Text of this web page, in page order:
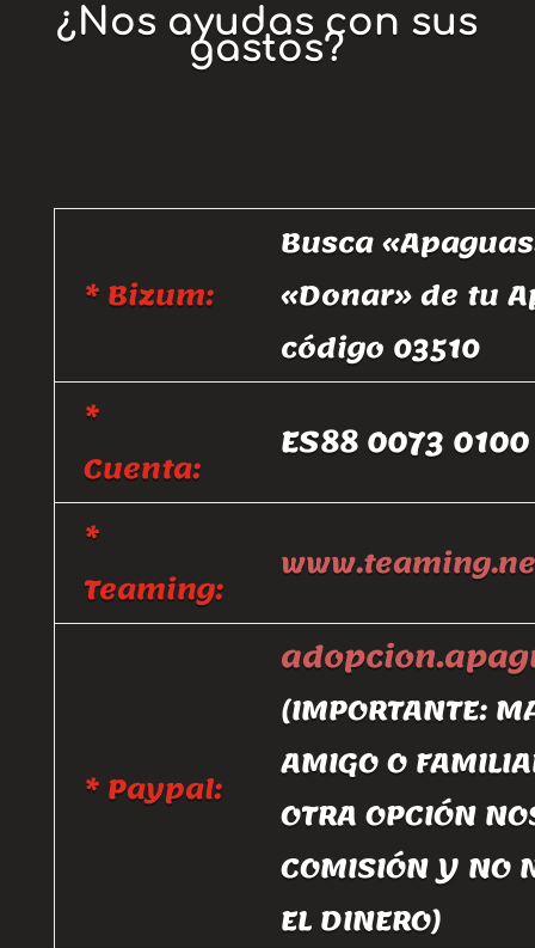
¿Nos ayudas con sus
gastos?
* Bizum:
Busca
«Donar» de tu
código 03510
*
Cuenta:
ES88 0073
*
Teaming:
* Paypal:
(IMPORTANTE:
AMIGO O
OTRA OPCIÓN
COMISIÓN Y NO
EL DINERO)